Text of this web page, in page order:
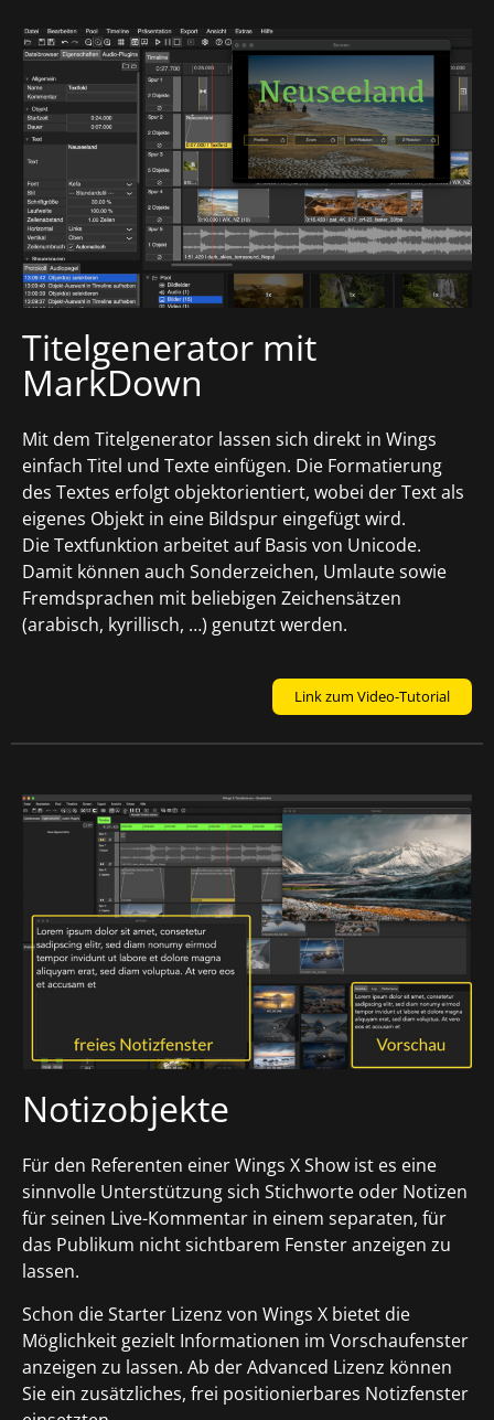
Titelgenerator mit
MarkDown
Mit dem Titelgenerator lassen sich direkt in Wings
einfach Titel und Texte einfügen. Die Formatierung
des Textes erfolgt objektorientiert, wobei der Text als
eigenes Objekt in eine Bildspur eingefügt wird.
Die Textfunktion arbeitet auf Basis von Unicode.
Damit können auch Sonderzeichen, Umlaute sowie
Fremdsprachen mit beliebigen Zeichensätzen
(arabisch, kyrillisch, …) genutzt werden.
Link zum Video-Tutorial
Notizobjekte
Für den Referenten einer Wings X Show ist es eine
sinnvolle Unterstützung sich Stichworte oder Notizen
für seinen Live-Kommentar in einem separaten, für
das Publikum nicht sichtbarem Fenster anzeigen zu
lassen.
Schon die Starter Lizenz von Wings X bietet die
Möglichkeit gezielt Informationen im Vorschaufenster
anzeigen zu lassen. Ab der Advanced Lizenz können
Sie ein zusätzliches, frei positionierbares Notizfenster